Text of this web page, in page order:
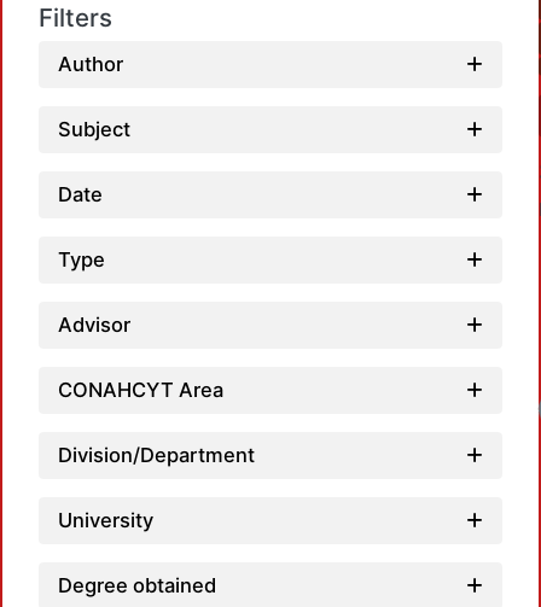
Filters
Author
Subject
Date
Type
Advisor
CONAHCYT Area
Division/Department
University
Degree obtained